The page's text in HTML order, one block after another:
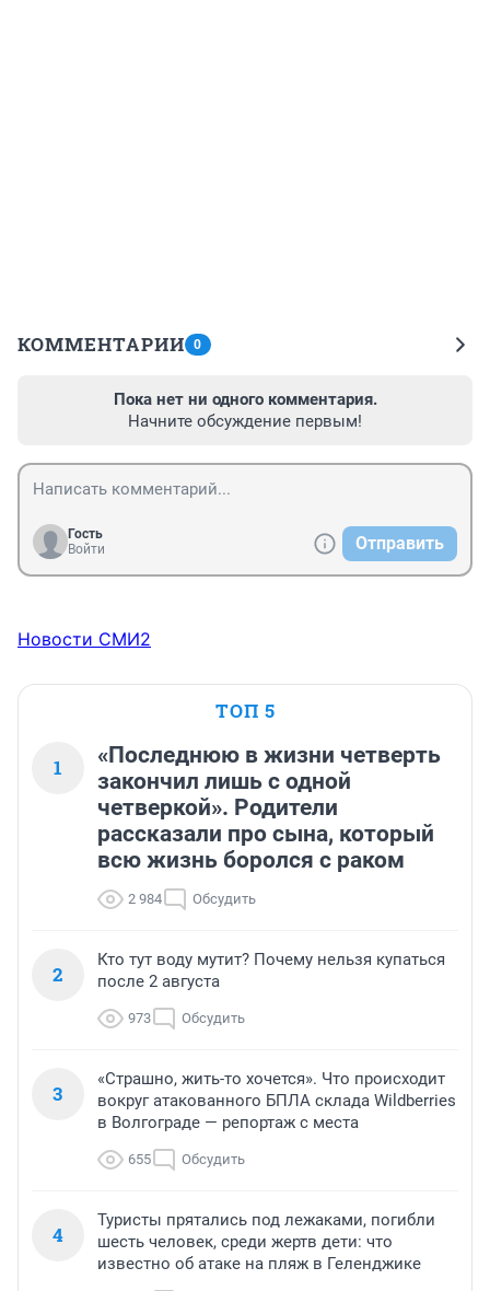
КОММЕНТАРИИ 0
Пока нет ни одного комментария.
Начните обсуждение первым!
Гость
Войти
Отправить
Новости СМИ2
ТОП 5
1
«Последнюю в жизни четверть
закончил лишь с одной
четверкой». Родители
рассказали про сына, который
всю жизнь боролся с раком
2 984 Обсудить
2
Кто тут воду мутит? Почему нельзя купаться
после 2 августа
973 Обсудить
3
«Страшно, жить-то хочется». Что происходит
вокруг атакованного БПЛА склада Wildberries
в Волгограде — репортаж с места
655 Обсудить
4
Туристы прятались под лежаками, погибли
шесть человек, среди жертв дети: что
известно об атаке на пляж в Геленджике